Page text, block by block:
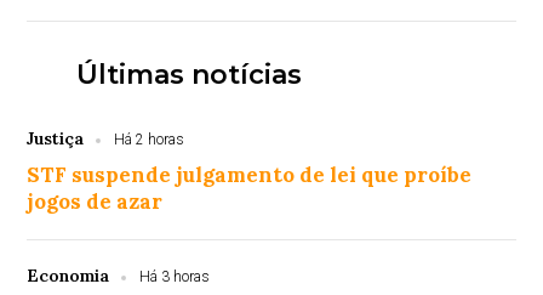
Últimas notícias
Justiça Há 2 horas
STF suspende julgamento de lei que proíbe
jogos de azar
Economia Há 3 horas